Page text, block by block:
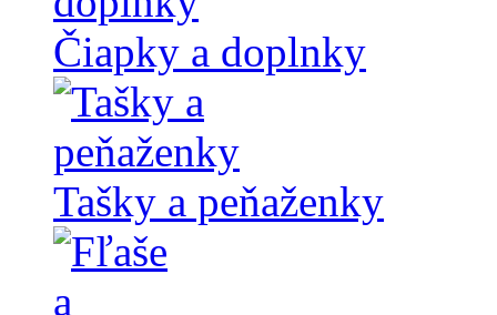
Čiapky a doplnky
Tašky a peňaženky